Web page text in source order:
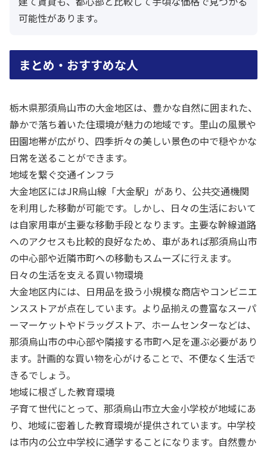
可能性があります。
まとめ・おすすめな人
栃木県那須烏山市の大金地区は、豊かな自然に囲まれた、
静かで落ち着いた住環境が魅力の地域です。里山の風景や
田園地帯が広がり、四季折々の美しい景色の中で穏やかな
日常を送ることができます。
地域を繋ぐ交通インフラ
大金地区にはJR烏山線「大金駅」があり、公共交通機関
を利用した移動が可能です。しかし、日々の生活において
は自家用車が主要な移動手段となります。主要な幹線道路
へのアクセスも比較的良好なため、車があれば那須烏山市
の中心部や近隣市町への移動もスムーズに行えます。
日々の生活を支える買い物環境
大金地区内には、日用品を扱う小規模な商店やコンビニエ
ンスストアが点在しています。より品揃えの豊富なスーパ
ーマーケットやドラッグストア、ホームセンターなどは、
那須烏山市の中心部や隣接する市町へ足を運ぶ必要があり
ます。計画的な買い物を心がけることで、不便なく生活で
きるでしょう。
地域に根ざした教育環境
子育て世代にとって、那須烏山市立大金小学校が地域にあ
り、地域に密着した教育環境が提供されています。中学校
は市内の公立中学校に通学することになります。自然豊か